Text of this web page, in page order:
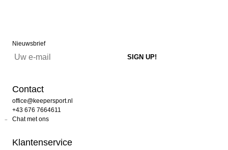
Nieuwsbrief
Contact
office@keepersport.nl
+43 676 7664611
Chat met ons
Klantenservice